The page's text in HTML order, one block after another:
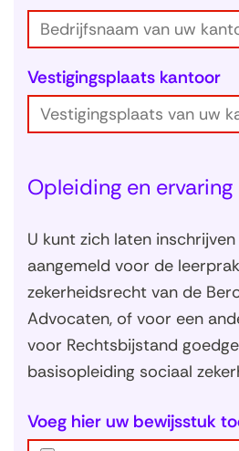
Vestigingsplaats kantoor
Opleiding en ervaring
U kunt zich laten
aangemeld voor de
zekerheidsrecht van de
Advocaten, of voor een
voor Rechtsbijstand
basisopleiding sociaal
Voeg hier uw bewijsstuk